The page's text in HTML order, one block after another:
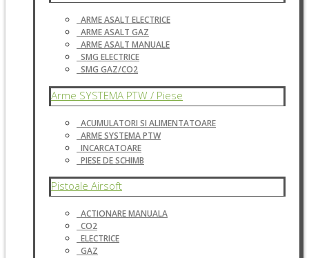
ARME ASALT ELECTRICE
ARME ASALT GAZ
ARME ASALT MANUALE
SMG ELECTRICE
SMG GAZ/CO2
Arme SYSTEMA PTW / Piese
ACUMULATORI SI ALIMENTATOARE
ARME SYSTEMA PTW
INCARCATOARE
PIESE DE SCHIMB
Pistoale Airsoft
ACTIONARE MANUALA
CO2
ELECTRICE
GAZ